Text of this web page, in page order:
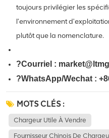
toujours privilégier les
l'environnement
plutôt que la nomenclature.
?Courriel :
?WhatsApp/Wechat :
MOTS CLÉS :
Chargeur Utile À Vendre
Fournisseur Chinois De